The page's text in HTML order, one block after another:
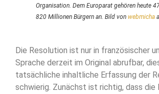
Organisation. Dem Europarat gehören heute
820 Millionen Bürgern an. Bild von webmicha
Die Resolution ist nur in französischer
Sprache derzeit im Original abrufbar,
tatsächliche inhaltliche Erfassung der
schwierig. Zunächst ist richtig, dass die